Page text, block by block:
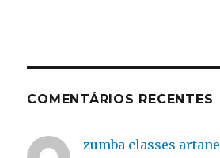
COMENTÁRIOS RECENTES
zumba classes artane